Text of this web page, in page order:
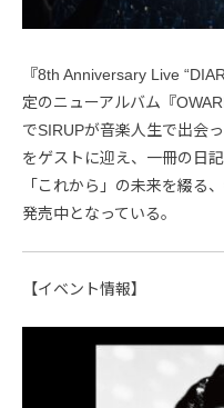
『8th Anniversary Live
定のニューアルバム『
でSIRUPが音楽人生で出会
をゲストに迎え、一冊の日
「これから」の未来を綴る
発売中となっている。
【イベント情報】